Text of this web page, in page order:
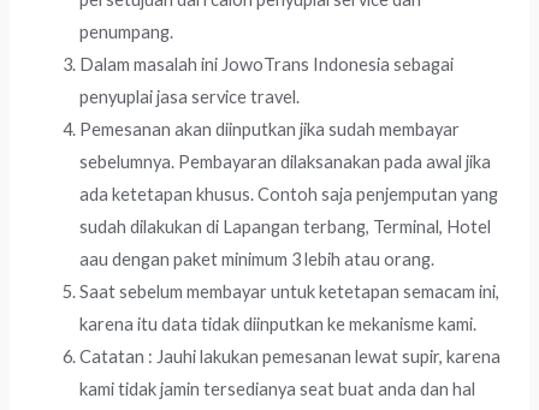
penumpang.
Dalam masalah ini JowoTrans Indonesia sebagai
penyuplai jasa service travel.
Pemesanan akan diinputkan jika sudah membayar
sebelumnya. Pembayaran dilaksanakan pada awal jika
ada ketetapan khusus. Contoh saja penjemputan yang
sudah dilakukan di Lapangan terbang, Terminal, Hotel
aau dengan paket minimum 3 lebih atau orang.
Saat sebelum membayar untuk ketetapan semacam ini,
karena itu data tidak diinputkan ke mekanisme kami.
Catatan : Jauhi lakukan pemesanan lewat supir, karena
kami tidak jamin tersedianya seat buat anda dan hal